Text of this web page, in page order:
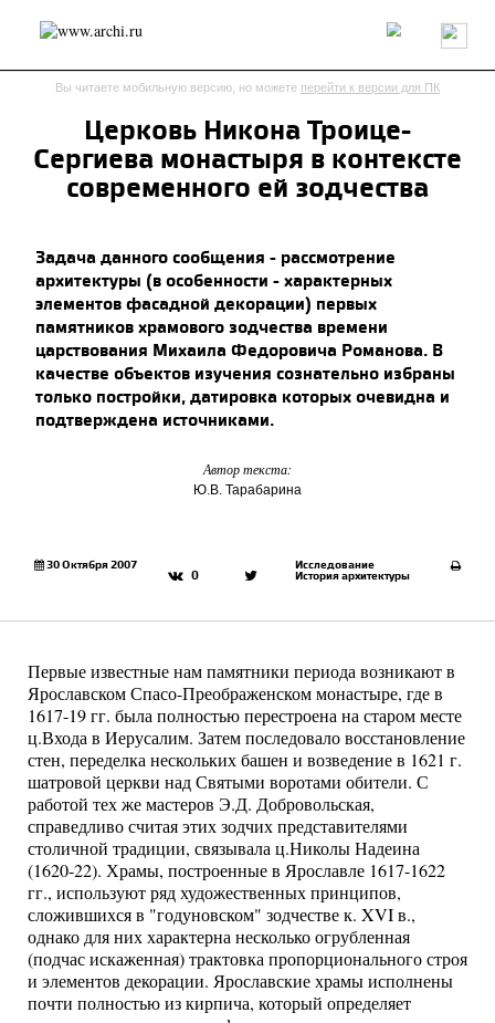
Россия Мир Технологии Интерьер Пресса
Архитекторы
send.project Анонсы конкурсов
Исследование
Мнение
Репортаж
Рецензия Архитектура
Выставка
Дизайн
Иностранцы в России
Интерьер
Книги
Наследие Образование
Урбанистика
Эко
Вы читаете мобильную версию, но можете перейти к версии для ПК
Церковь Никона Троице-
Сергиева монастыря в контексте
современного ей зодчества
Задача данного сообщения - рассмотрение
архитектуры (в особенности - характерных
элементов фасадной декорации) первых
памятников храмового зодчества времени
царствования Михаила Федоровича Романова. В
качестве объектов изучения сознательно избраны
только постройки, датировка которых очевидна и
подтверждена источниками.
Автор текста:
Ю.В. Тарабарина
30 Октября 2007
0
Исследование
История архитектуры
Первые известные нам памятники периода возникают в
Ярославском Спасо-Преображенском монастыре, где в
1617-19 гг. была полностью перестроена на старом месте
ц.Входа в Иерусалим. Затем последовало восстановление
стен, переделка нескольких башен и возведение в 1621 г.
шатровой церкви над Святыми воротами обители. С
работой тех же мастеров Э.Д. Добровольская,
справедливо считая этих зодчих представителями
столичной традиции, связывала ц.Николы Надеина
(1620-22). Храмы, построенные в Ярославле 1617-1622
гг., используют ряд художественных принципов,
сложившихся в "годуновском" зодчестве к. XVI в.,
однако для них характерна несколько огрубленная
(подчас искаженная) трактовка пропорционального строя
и элементов декорации. Ярославские храмы исполнены
почти полностью из кирпича, который определяет